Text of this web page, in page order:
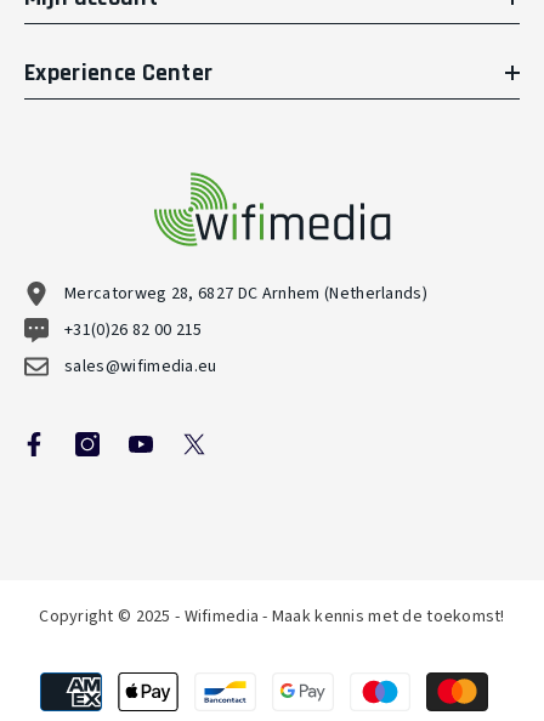
Experience Center
Mercatorweg 28, 6827 DC Arnhem (Netherlands)
+31(0)26 82 00 215
sales@wifimedia.eu
Copyright © 2025 - Wifimedia - Maak kennis met de toekomst!
Betaalmethoden